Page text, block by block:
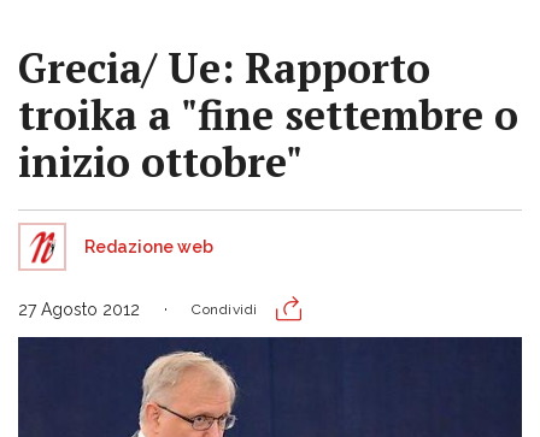
Grecia/ Ue: Rapporto
troika a "fine settembre o
inizio ottobre"
Redazione web
27 Agosto 2012 Condividi